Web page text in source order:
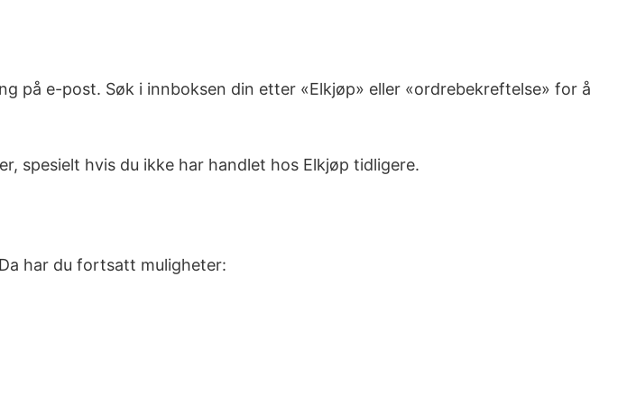
på e-post. Søk i innboksen din etter «Elkjøp» eller «ordrebekreftelse» for å
spesielt hvis du ikke har handlet hos Elkjøp tidligere.
har du fortsatt muligheter: